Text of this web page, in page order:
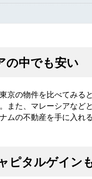
の中でも安い
京の物件を比べてみる
また、マレーシアなど
ムの不動産を手に入れ
ピタルゲイン